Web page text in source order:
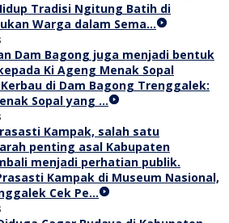
Tradisi Ngitung Batih di
Warga dalam Sema…
di Dam Bagong Trenggalek:
Sopal yang …
Kampak di Museum Nasional,
Cek Pe…